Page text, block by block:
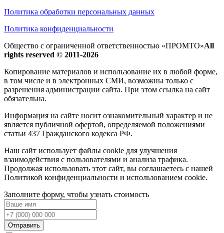
Политика обработки персональных данных
Политика конфиденциальности
Общество с ограниченной ответственностью «ПРОМТО»All
rights reserved © 2011-2026
Копирование материалов и использование их в любой форме,
в том числе и в электронных СМИ, возможны только c
разрешения администрации сайта. При этом ссылка на сайт
обязательна.
Информация на сайте носит ознакомительный характер и не
является публичной офертой, определяемой положениями
статьи 437 Гражданского кодекса РФ.
Наш сайт использует файлы cookie для улучшения
взаимодействия с пользователями и анализа трафика.
Продолжая использовать этот сайт, вы соглашаетесь с нашей
Политикой конфиденциальности и использованием cookie.
Заполните форму, чтобы узнать стоимость
Отправить